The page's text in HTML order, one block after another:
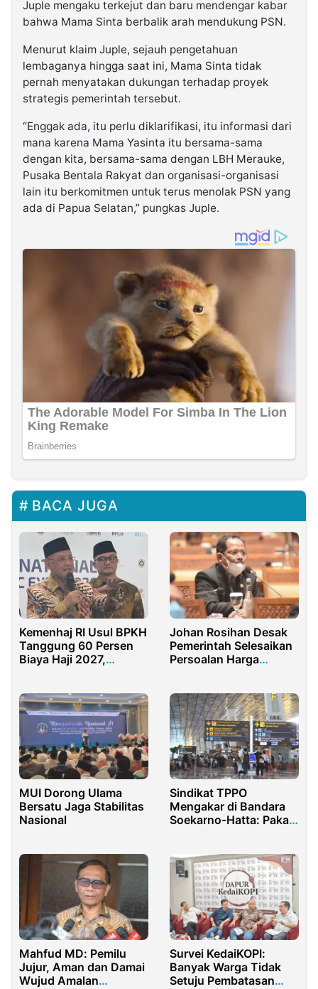
Juple mengaku terkejut dan baru mendengar kabar
bahwa Mama Sinta berbalik arah mendukung PSN.
Menurut klaim Juple, sejauh pengetahuan
lembaganya hingga saat ini, Mama Sinta tidak
pernah menyatakan dukungan terhadap proyek
strategis pemerintah tersebut.
“Enggak ada, itu perlu diklarifikasi, itu informasi dari
mana karena Mama Yasinta itu bersama-sama
dengan kita, bersama-sama dengan LBH Merauke,
Pusaka Bentala Rakyat dan organisasi-organisasi
lain itu berkomitmen untuk terus menolak PSN yang
ada di Papua Selatan,” pungkas Juple.
BACA JUGA
Kemenhaj RI Usul BPKH
Tanggung 60 Persen
Biaya Haji 2027,
Johan Rosihan Desak
Pemerintah Selesaikan
Persoalan Harga
MUI Dorong Ulama
Bersatu Jaga Stabilitas
Nasional
Sindikat TPPO
Mengakar di Bandara
Soekarno-Hatta: Pakai
Rp7,5 Juta
Mahfud MD: Pemilu
Jujur, Aman dan Damai
Wujud Amalan
Survei KedaiKOPI:
Banyak Warga Tidak
Setuju Pembatasan